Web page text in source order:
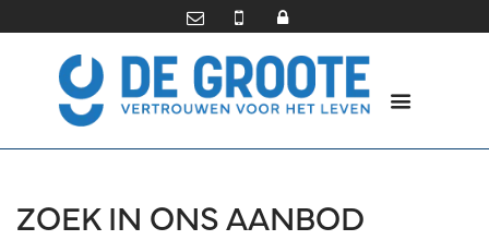
ZOEK IN ONS AANBOD